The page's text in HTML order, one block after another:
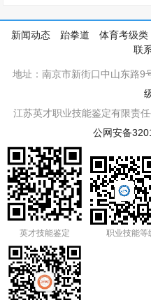
新闻动态 跆拳道 体育考级类
联
地址：南京市新街口中山东路9
江苏英才职业技能鉴定有限责
公网安备
英才技能鉴定 职业技能等